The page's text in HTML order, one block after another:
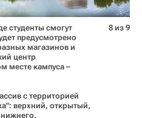
студенты смогут
предусмотрено
магазинов и
центр
месте кампуса –
с территорией
верхний, открытый,
8 из 9